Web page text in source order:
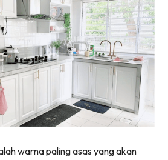
Hub Ideaktiv
warna paling asas yang akan